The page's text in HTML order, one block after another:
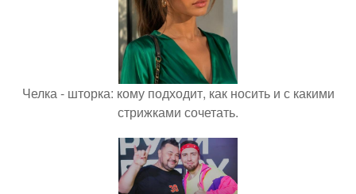
Челка - шторка: кому подходит, как носить и с какими
стрижками сочетать.